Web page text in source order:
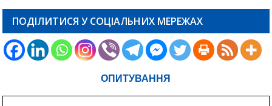
ПОДІЛИТИСЯ У СОЦІАЛЬНИХ МЕРЕЖАХ
ОПИТУВАННЯ